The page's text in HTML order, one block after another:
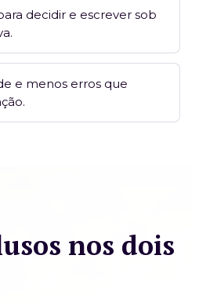
decidir e escrever sob
e menos erros que
nos dois